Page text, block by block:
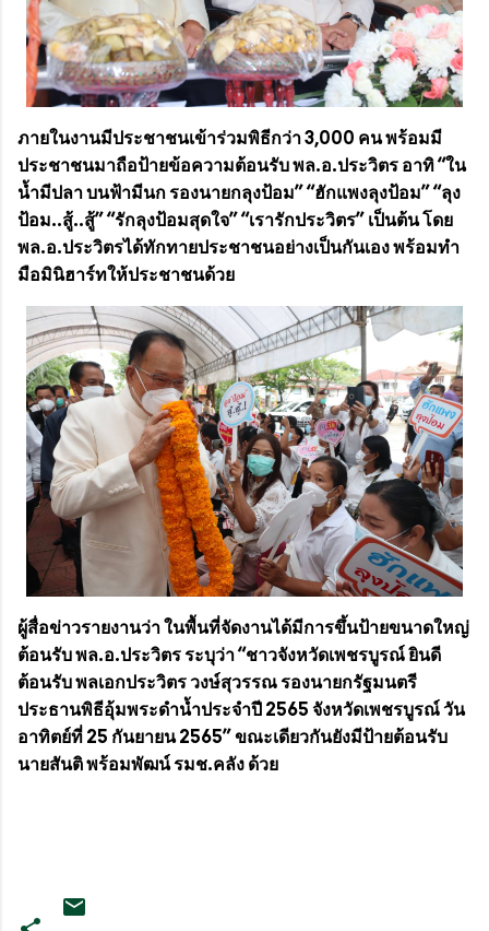
ภายในงานมีประชาชนเข้าร่วมพิธีกว่า 3,000 คน พร้อมมี
ประชาชนมาถือป้ายข้อความต้อนรับ พล.อ.ประวิตร อาทิ “ใน
น้ำมีปลา บนฟ้ามีนก รองนายกลุงป้อม” “ฮักแพงลุงป้อม” “ลุง
ป้อม..สู้..สู้” “รักลุงป้อมสุดใจ” “เรารักประวิตร” เป็นต้น โดย
พล.อ.ประวิตรได้ทักทายประชาชนอย่างเป็นกันเอง พร้อมทำ
มือมินิฮาร์ทให้ประชาชนด้วย
ผู้สื่อข่าวรายงานว่า ในพื้นที่จัดงานได้มีการขึ้นป้ายขนาดใหญ่
ต้อนรับ พล.อ.ประวิตร ระบุว่า “ชาวจังหวัดเพชรบูรณ์ ยินดี
ต้อนรับ พลเอกประวิตร วงษ์สุวรรณ รองนายกรัฐมนตรี
ประธานพิธีอุ้มพระดำน้ำประจำปี 2565 จังหวัดเพชรบูรณ์ วัน
อาทิตย์ที่ 25 กันยายน 2565” ขณะเดียวกันยังมีป้ายต้อนรับ
นายสันติ พร้อมพัฒน์ รมช.คลัง ด้วย